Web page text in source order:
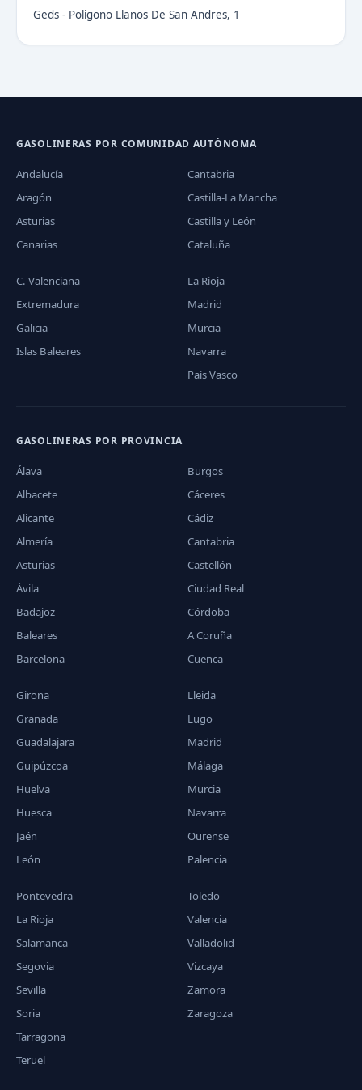
Geds - Poligono Llanos De San Andres, 1
GASOLINERAS POR COMUNIDAD AUTÓNOMA
Andalucía
Aragón
Asturias
Canarias
Cantabria
Castilla-La Mancha
Castilla y León
Cataluña
C. Valenciana
Extremadura
Galicia
Islas Baleares
La Rioja
Madrid
Murcia
Navarra
País Vasco
GASOLINERAS POR PROVINCIA
Álava
Albacete
Alicante
Almería
Asturias
Ávila
Badajoz
Baleares
Barcelona
Burgos
Cáceres
Cádiz
Cantabria
Castellón
Ciudad Real
Córdoba
A Coruña
Cuenca
Girona
Granada
Guadalajara
Guipúzcoa
Huelva
Huesca
Jaén
León
Lleida
Lugo
Madrid
Málaga
Murcia
Navarra
Ourense
Palencia
Pontevedra
La Rioja
Salamanca
Segovia
Sevilla
Soria
Tarragona
Teruel
Toledo
Valencia
Valladolid
Vizcaya
Zamora
Zaragoza